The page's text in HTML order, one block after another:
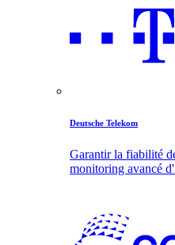
Deutsche Telekom
Garantir la fiabilité
monitoring avancé